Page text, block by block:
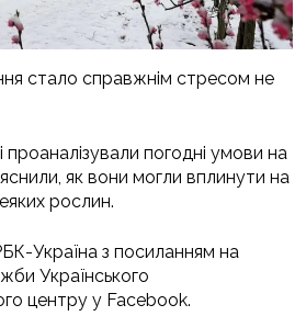
стало справжнім стресом не
проаналізували погодні умови на
як вони могли вплинути на
рослин.
Україна з посиланням на
Українського
центру у Facebook.